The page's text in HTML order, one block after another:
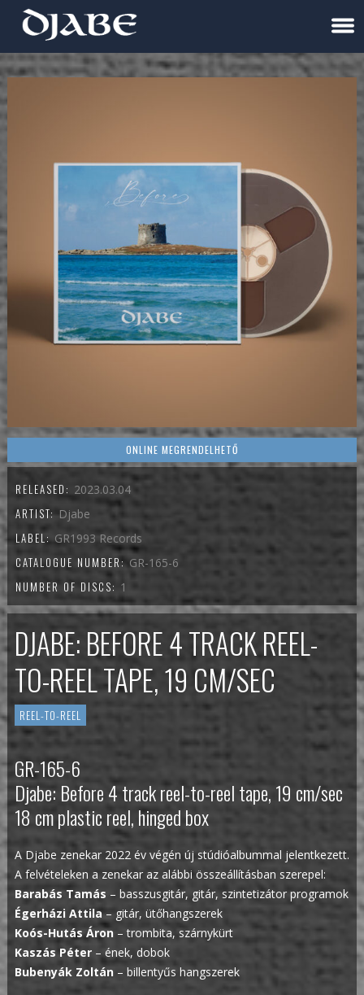
ONLINE MEGRENDELHETŐ
RELEASED: 2023.03.04
ARTIST: Djabe
LABEL: GR1993 Records
CATALOGUE NUMBER: GR-165-6
NUMBER OF DISCS: 1
DJABE: BEFORE 4 TRACK REEL-
TO-REEL TAPE, 19 CM/SEC
REEL-TO-REEL
GR-165-6
Djabe: Before 4 track reel-to-reel tape, 19 cm/sec
18 cm plastic reel, hinged box
A Djabe zenekar 2022 év végén új stúdióalbummal jelentkezett.
A felvételeken a zenekar az alábbi összeállításban szerepel:
Barabás Tamás – basszusgitár, gitár, szintetizátor programok
Égerházi Attila– gitár, ütőhangszerek
Koós-Hutás Áron– trombita, szárnykürt
Kaszás Péter– ének, dobok
Bubenyák Zoltán – billentyűs hangszerek